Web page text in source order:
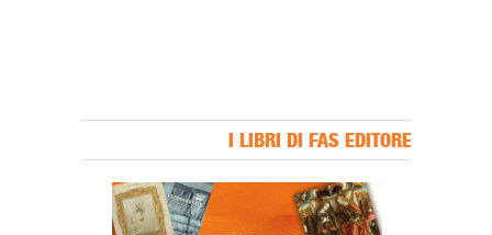
I LIBRI DI FAS EDITORE